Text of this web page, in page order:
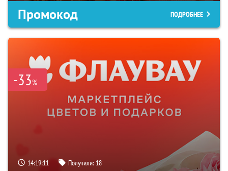
Промокод ПОДРОБНЕЕ
-33%
14:19:10 Получили: 18